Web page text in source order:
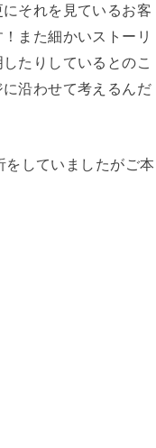
それを見ているお客
また細かいストーリ
たりしているとのこ
沿わせて考えるんだ
していましたがご本